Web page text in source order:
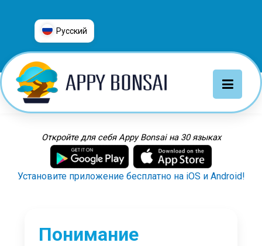
Русский
العربية
普通话
Deutsch
Français
Italiano
日本語
Русский
Откройте для себя Appy Bonsai на 30 языках
Установите приложение бесплатно на iOS и Android!
Понимание